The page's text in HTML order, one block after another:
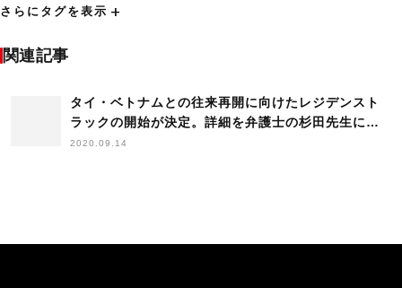
フィーチャー ベトナム
人材開発支援助成金
外国人採用HowTo 外国人材 外国人材受け入れ
採用 杉田昌平 業務改善助成金 海外採用 調査
さらにタグを表示 add
関連記事
タイ・ベトナムとの往来再開に向けたレジデンスト
ラックの開始が決定。詳細を弁護士の杉田先生に聞
きました
2020.09.14